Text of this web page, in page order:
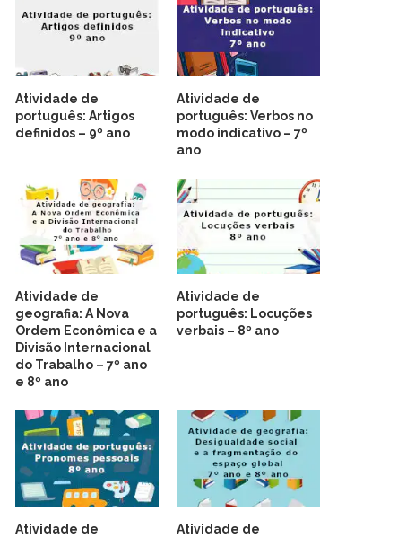
Atividade de
português: Artigos
definidos – 9º ano
Atividade de
português: Verbos no
modo indicativo – 7º
ano
Atividade de
geografia: A Nova
Ordem Econômica e a
Divisão Internacional
do Trabalho – 7º ano
e 8º ano
Atividade de
português: Locuções
verbais – 8º ano
Atividade de
Atividade de